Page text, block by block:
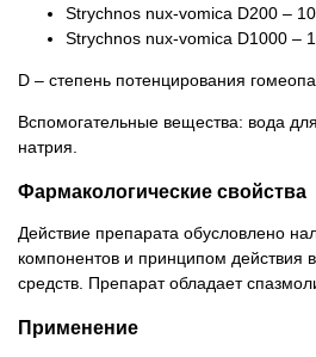
Strychnos nux-vomica D200 –
Strychnos nux-vomica D1000 –
D – степень потенцирования
Вспомогательные вещества: вода
натрия.
Фармакологические свойства
Действие препарата обусловлено
компонентов и принципом действия
средств. Препарат обладает
Применение